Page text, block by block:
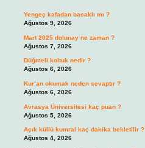
Yengeç kafadan bacaklı mı ?
Ağustos 9, 2026
Mart 2025 dolunay ne zaman ?
Ağustos 7, 2026
Düğmeli koltuk nedir ?
Ağustos 6, 2026
Kur’an okumak neden sevaptır ?
Ağustos 6, 2026
Avrasya Üniversitesi kaç puan ?
Ağustos 5, 2026
Açık küllü kumral kaç dakika bekletilir ?
Ağustos 4, 2026